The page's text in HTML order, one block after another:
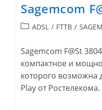
Sagemcom
Рубрика
ADSL / FTTB /
Sagemcom F@St
компактное и
которого возможна
Play от Ростелекома.